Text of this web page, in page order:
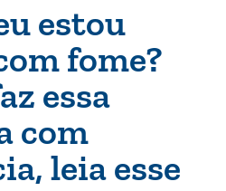
estou
fome?
essa
com
leia esse